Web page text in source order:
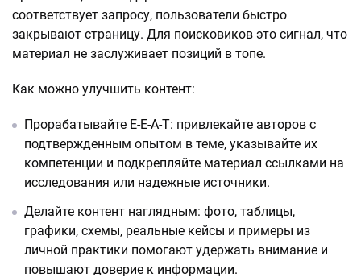
соответствует запросу, пользователи быстро
закрывают страницу. Для поисковиков это сигнал, что
материал не заслуживает позиций в топе.
Как можно улучшить контент:
Прорабатывайте E-E-A-T: привлекайте авторов с
подтвержденным опытом в теме, указывайте их
компетенции и подкрепляйте материал ссылками на
исследования или надежные источники.
Делайте контент наглядным: фото, таблицы,
графики, схемы, реальные кейсы и примеры из
личной практики помогают удержать внимание и
повышают доверие к информации.